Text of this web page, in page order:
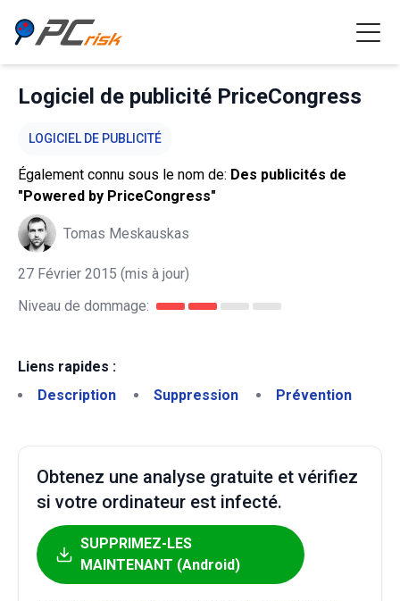
Logiciel de publicité PriceCongress
LOGICIEL DE PUBLICITÉ
Également connu sous le nom de: Des publicités de
"Powered by PriceCongress"
Tomas Meskauskas
27 Février 2015 (mis à jour)
Niveau de dommage:
Liens rapides :
Description
Suppression Prévention
Obtenez une analyse gratuite et vérifiez
si votre ordinateur est infecté.
SUPPRIMEZ-LES
MAINTENANT (Android)